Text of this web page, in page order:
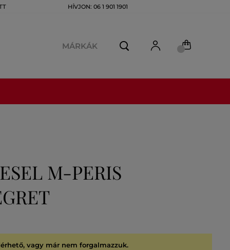
HÍVJON: 06 1 901 1901
MÁRKÁK
M-PERIS
vagy már nem forgalmazzuk.